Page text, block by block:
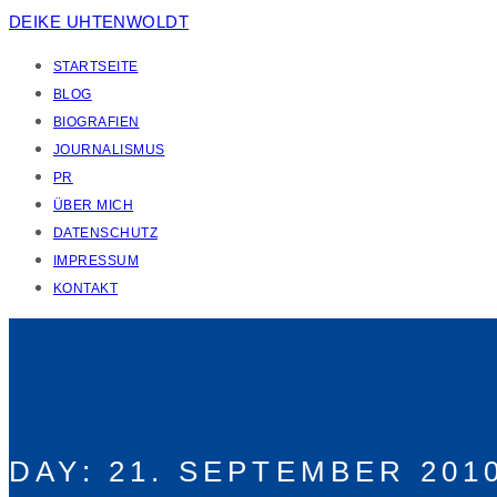
DEIKE UHTENWOLDT
STARTSEITE
BLOG
BIOGRAFIEN
JOURNALISMUS
PR
ÜBER MICH
DATENSCHUTZ
IMPRESSUM
KONTAKT
DAY: 21. SEPTEMBER